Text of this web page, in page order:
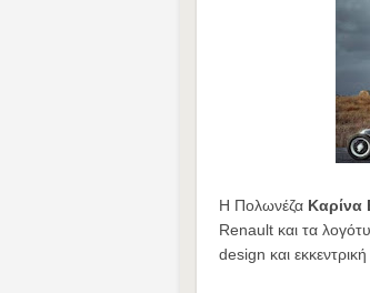
Η Πολωνέζα Καρίνα
Renault και τα
design και εκκεντρική